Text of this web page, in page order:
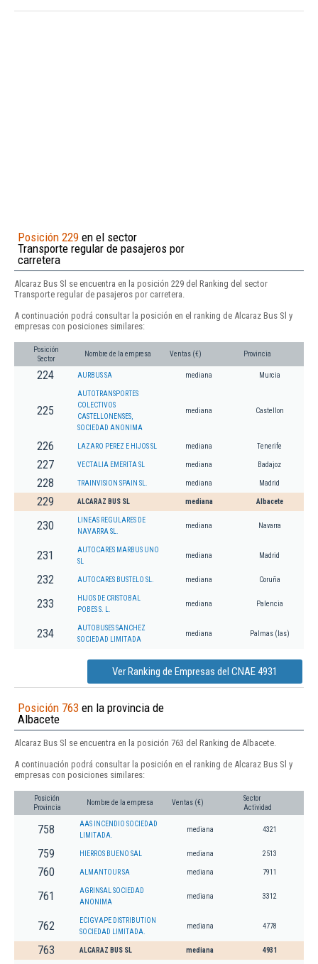
Posición 229 en el sector
Transporte regular de pasajeros por
carretera
Alcaraz Bus Sl se encuentra en la posición 229 del Ranking del sector
Transporte regular de pasajeros por carretera.
A continuación podrá consultar la posición en el ranking de Alcaraz Bus Sl y
empresas con posiciones similares:
Posición
Sector
Nombre de la empresa Ventas (€) Provincia
224 AURBUS SA mediana Murcia
225
AUTOTRANSPORTES
COLECTIVOS
CASTELLONENSES,
SOCIEDAD ANONIMA
mediana Castellon
226 LAZARO PEREZ E HIJOS SL mediana Tenerife
227 VECTALIA EMERITA SL mediana Badajoz
228 TRAINVISION SPAIN SL. mediana Madrid
229 ALCARAZ BUS SL mediana Albacete
230
LINEAS REGULARES DE
NAVARRA SL.
mediana Navarra
231
AUTOCARES MARBUS UNO
SL
mediana Madrid
232 AUTOCARES BUSTELO SL. mediana Coruña
233
HIJOS DE CRISTOBAL
POBES S. L.
mediana Palencia
234
AUTOBUSES SANCHEZ
SOCIEDAD LIMITADA
mediana Palmas (las)
Ver Ranking de Empresas del CNAE 4931
Posición 763 en la provincia de
Albacete
Alcaraz Bus Sl se encuentra en la posición 763 del Ranking de Albacete.
A continuación podrá consultar la posición en el ranking de Alcaraz Bus Sl y
empresas con posiciones similares:
Posición
Provincia
Nombre de la empresa Ventas (€)
Sector
Actividad
758
AAS INCENDIO SOCIEDAD
LIMITADA.
mediana 4321
759 HIERROS BUENO SAL mediana 2513
760 ALMANTOUR SA mediana 7911
761
AGRINSAL SOCIEDAD
ANONIMA
mediana 3312
762
ECIGVAPE DISTRIBUTION
SOCIEDAD LIMITADA.
mediana 4778
763 ALCARAZ BUS SL mediana 4931